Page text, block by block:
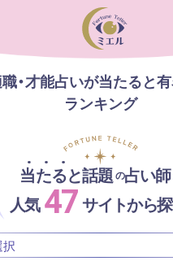
職・才能占いが当たると
ランキング
当たると話題の占い師
人気47サイトから探